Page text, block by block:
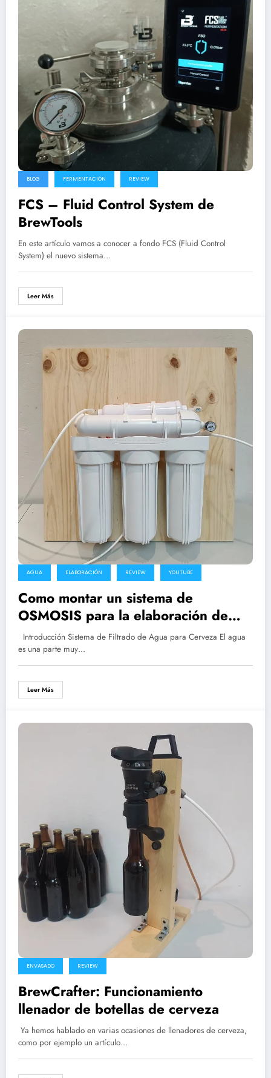
BLOG FERMENTACIÓN REVIEW
FCS – Fluid Control System de
BrewTools
En este artículo vamos a conocer a fondo FCS (Fluid Control
System) el nuevo sistema…
Leer Más
AGUA ELABORACIÓN REVIEW YOUTUBE
Como montar un sistema de
OSMOSIS para la elaboración de
Cerveza
Introducción Sistema de Filtrado de Agua para Cerveza El agua
es una parte muy…
Leer Más
ENVASADO REVIEW
BrewCrafter: Funcionamiento
llenador de botellas de cerveza
Ya hemos hablado en varias ocasiones de llenadores de cerveza,
como por ejemplo un artículo…